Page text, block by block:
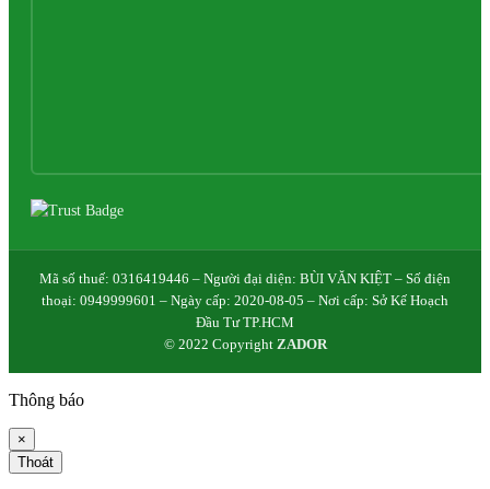
Mã số thuế: 0316419446 – Người đại diện: BÙI VĂN KIỆT – Số điện
thoại: 0949999601 – Ngày cấp: 2020-08-05 – Nơi cấp: Sở Kế Hoạch
Đầu Tư TP.HCM
© 2022 Copyright ZADOR
Thông báo
×
Thoát